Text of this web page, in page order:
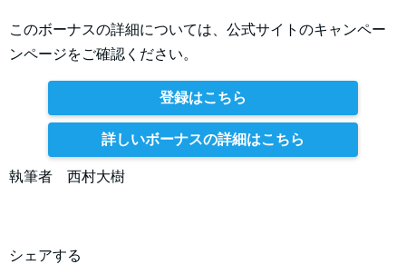
このボーナスの詳細については、公式サイトのキャンペー
ンページをご確認ください。
登録はこちら
詳しいボーナスの詳細はこちら
執筆者 西村大樹
シェアする